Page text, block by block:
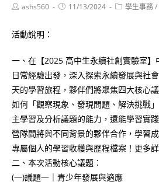
Postashs560
Post11/13/2024
Post學生事務/
活動說明：
一、在【2025 高中生永續社創實驗室
日常經驗出發，深入探索永續發展與社
天的學習旅程，夥伴們將聚焦四大核心
如何「觀察現象、發現問題、解決挑戰
主學習及分析議題的能力，還能學習實
營隊間將與不同背景的夥伴合作，學習
專屬個人的學習收穫與歷程檔案！更多
二、本次活動核心議題：
(一)議題一｜青少年發展與適應